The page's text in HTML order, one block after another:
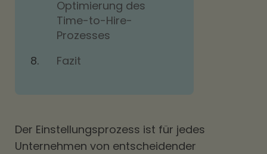
Optimierung des
Time-to-Hire-
Prozesses
Fazit
Der Einstellungsprozess ist für jedes
Unternehmen von entscheidender